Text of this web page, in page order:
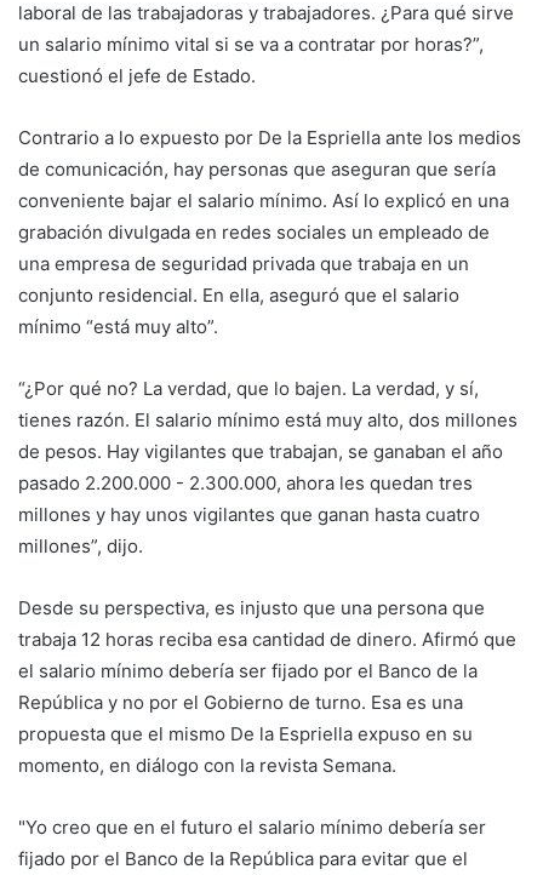
laboral de las trabajadoras y trabajadores. ¿Para qué sirve
un salario mínimo vital si se va a contratar por horas?”,
cuestionó el jefe de Estado.
Contrario a lo expuesto por De la Espriella ante los medios
de comunicación, hay personas que aseguran que sería
conveniente bajar el salario mínimo. Así lo explicó en una
grabación divulgada en redes sociales un empleado de
una empresa de seguridad privada que trabaja en un
conjunto residencial. En ella, aseguró que el salario
mínimo “está muy alto”.
“¿Por qué no? La verdad, que lo bajen. La verdad, y sí,
tienes razón. El salario mínimo está muy alto, dos millones
de pesos. Hay vigilantes que trabajan, se ganaban el año
pasado 2.200.000 - 2.300.000, ahora les quedan tres
millones y hay unos vigilantes que ganan hasta cuatro
millones”, dijo.
Desde su perspectiva, es injusto que una persona que
trabaja 12 horas reciba esa cantidad de dinero. Afirmó que
el salario mínimo debería ser fijado por el Banco de la
República y no por el Gobierno de turno. Esa es una
propuesta que el mismo De la Espriella expuso en su
momento, en diálogo con la revista Semana.
"Yo creo que en el futuro el salario mínimo debería ser
fijado por el Banco de la República para evitar que el